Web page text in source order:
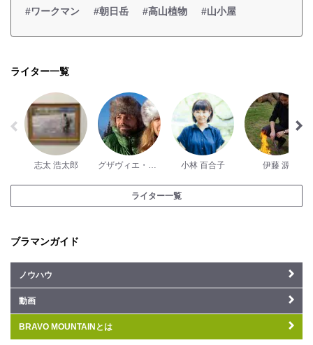
#ワークマン
#朝日岳 #高山植物 #山小屋
ライター一覧
志太 浩太郎 グザヴィエ・パッシュ 小林 百合子 伊藤 源
ライター一覧
ブラマンガイド
ノウハウ
動画
BRAVO MOUNTAINとは